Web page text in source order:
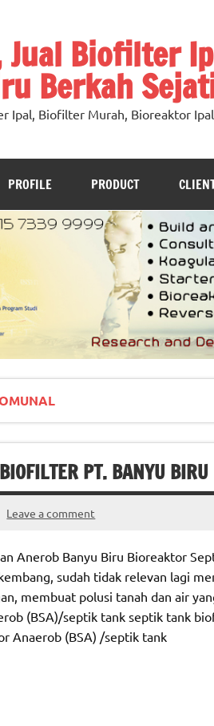
Biofilter
Berkah
Ipal, Biofilter Murah, Bioreaktor
PROFILE PRODUCT
PT. BANYU
Leave a comment
Anerob Banyu Biru Bioreaktor
sudah tidak relevan lagi
membuat polusi tanah dan air
(BSA)/septik tank septik tank
Anaerob (BSA) /septik tank